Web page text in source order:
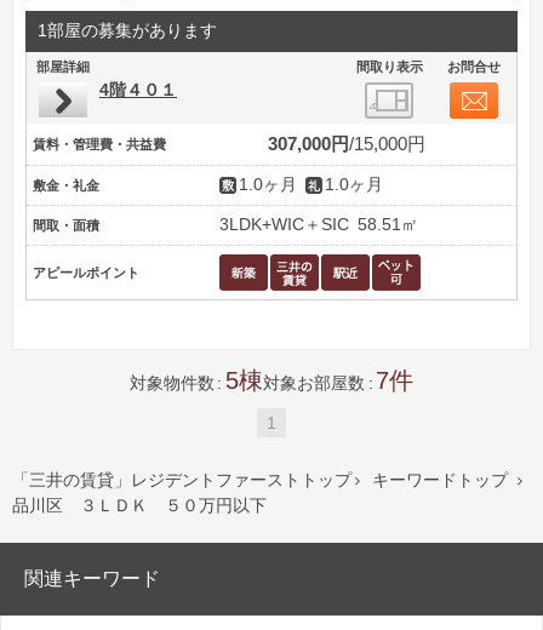
1部屋の募集があります
部屋詳細 間取り表示 お問合せ
4階４０１
賃料・管理費・共益費 307,000円 15,000円
敷金・礼金 1.0ヶ月 1.0ヶ月
間取・面積 3LDK+WIC＋SIC 58.51㎡
アピールポイント
対象物件数 5 対象お部屋数 7
1
「三井の賃貸」レジデントファーストトップ  キーワードトップ 
品川区 ３ＬＤＫ ５０万円以下
関連キーワード